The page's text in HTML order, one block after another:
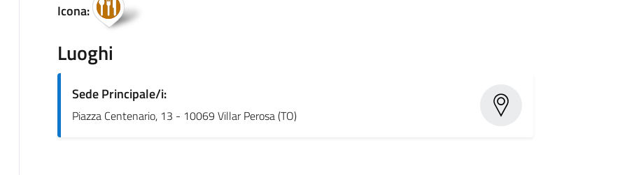
Icona:
Luoghi
Sede Principale/i:
Piazza Centenario, 13 - 10069 Villar Perosa (TO)